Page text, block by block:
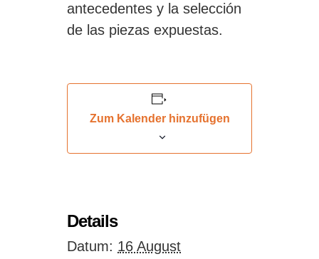
antecedentes y la selección
de las piezas expuestas.
Zum Kalender hinzufügen
Details
Datum: 16 August